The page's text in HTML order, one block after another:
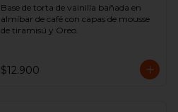
Base de torta de vainilla bañada en
almíbar de café con capas de mousse
de tiramisú y Oreo.
$12.900